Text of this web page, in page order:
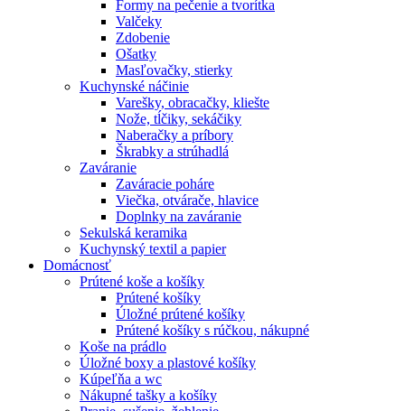
Formy na pečenie a tvorítka
Valčeky
Zdobenie
Ošatky
Masľovačky, stierky
Kuchynské náčinie
Varešky, obracačky, kliešte
Nože, tĺčiky, sekáčiky
Naberačky a príbory
Škrabky a strúhadlá
Zaváranie
Zaváracie poháre
Viečka, otvárače, hlavice
Doplnky na zaváranie
Sekulská keramika
Kuchynský textil a papier
Domácnosť
Prútené koše a košíky
Prútené košíky
Úložné prútené košíky
Prútené košíky s rúčkou, nákupné
Koše na prádlo
Úložné boxy a plastové košíky
Kúpeľňa a wc
Nákupné tašky a košíky